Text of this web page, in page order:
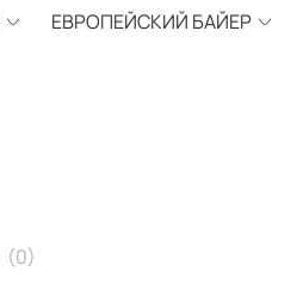
ЕВРОПЕЙСКИЙ БАЙЕР
(0)